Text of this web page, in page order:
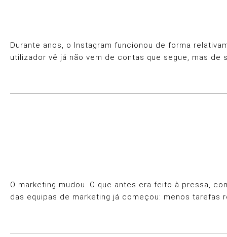
Durante anos, o Instagram funcionou de forma
utilizador vê já não vem de contas que segue, mas de
O marketing mudou. O que antes era feito à pressa,
das equipas de marketing já começou: menos